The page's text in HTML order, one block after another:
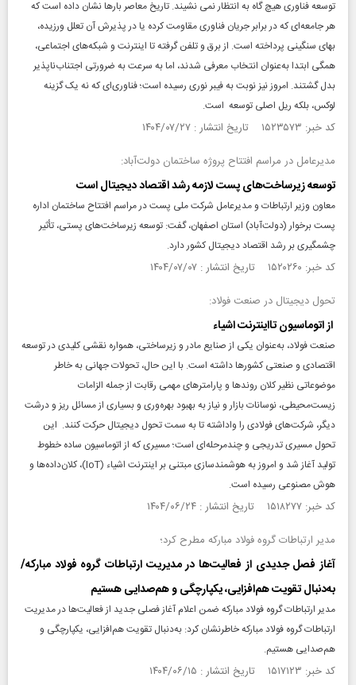
توسعه فناوری هیچ گاه به انتظار نمی نشیند. تاریخ معاصر بارها نشان داده است که
هر جامعه‌ای که در برابر جریان فناوری مقاومت کرده یا در پذیرش آن تعلل ورزیده،
بهای سنگینی پرداخته است. از برق و تلفن گرفته تا اینترنت و شبکه‌های اجتماعی،
همگی ابتدا به‌عنوان انتخاب معرفی شدند، اما به‌ سرعت به ضرورتی اجتناب‌ناپذیر
بدل گشتند. امروز نیز نوبت به فیبر نوری رسیده است؛ فناوری‌ای که نه یک گزینه
لوکس، بلکه ریل اصلی توسعه است.
کد خبر: ۱۵۲۳۵۷۳ تاریخ انتشار : ۱۴۰۴/۰۷/۲۷
مدیرعامل در مراسم افتتاح پروژه ساختمان دولت‌آباد:
توسعه زیرساخت‌های پست لازمه رشد اقتصاد دیجیتال است
معاون وزیر ارتباطات و مدیرعامل شرکت ملی پست در مراسم افتتاح ساختمان اداره
پست برخوار (دولت‌آباد) استان اصفهان، گفت: توسعه زیرساخت‌های پستی، تأثیر
چشمگیری بر رشد اقتصاد دیجیتال کشور دارد.
کد خبر: ۱۵۲۰۲۶۰ تاریخ انتشار : ۱۴۰۴/۰۷/۰۷
تحول دیجیتال در صنعت فولاد:
از اتوماسیون تااینترنت اشیاء
صنعت فولاد، به‌عنوان یکی از صنایع مادر و زیرساختی، همواره نقشی کلیدی در توسعه
اقتصادی و صنعتی کشورها داشته است. با این حال، تحولات جهانی به خاطر
موضوعاتی نظیر کلان روندها و پارامترهای مهمی رقابت از جمله الزامات
زیست‌محیطی، نوسانات بازار و نیاز به بهبود بهره‌وری و بسیاری از مسائل ریز و درشت
دیگر، شرکت‌های فولادی را واداشته تا به سمت تحول دیجیتال حرکت کنند. این
تحول مسیری تدریجی و چندمرحله‌ای است؛ مسیری که از اتوماسیون ساده خطوط
تولید آغاز شد و امروز به هوشمندسازی مبتنی بر اینترنت اشیاء (IoT)، کلان‌داده‌ها و
هوش مصنوعی رسیده است.
کد خبر: ۱۵۱۸۲۷۷ تاریخ انتشار : ۱۴۰۴/۰۶/۲۴
مدیر ارتباطات گروه فولاد مبارکه مطرح کرد؛
آغاز فصل جدیدی از فعالیت‌ها در مدیریت ارتباطات گروه فولاد مباركه/
به‌دنبال تقویت هم‌افزایی، یكپارچگی و هم‌صدایی هستیم
مدیر ارتباطات گروه فولاد مبارکه ضمن اعلام آغاز فصلی جدید از فعالیت‌ها در مدیریت
ارتباطات گروه فولاد مبارکه خاطرنشان کرد: به‌دنبال تقویت هم‌افزایی، یکپارچگی و
هم‌صدایی هستیم.
کد خبر: ۱۵۱۷۱۲۳ تاریخ انتشار : ۱۴۰۴/۰۶/۱۵